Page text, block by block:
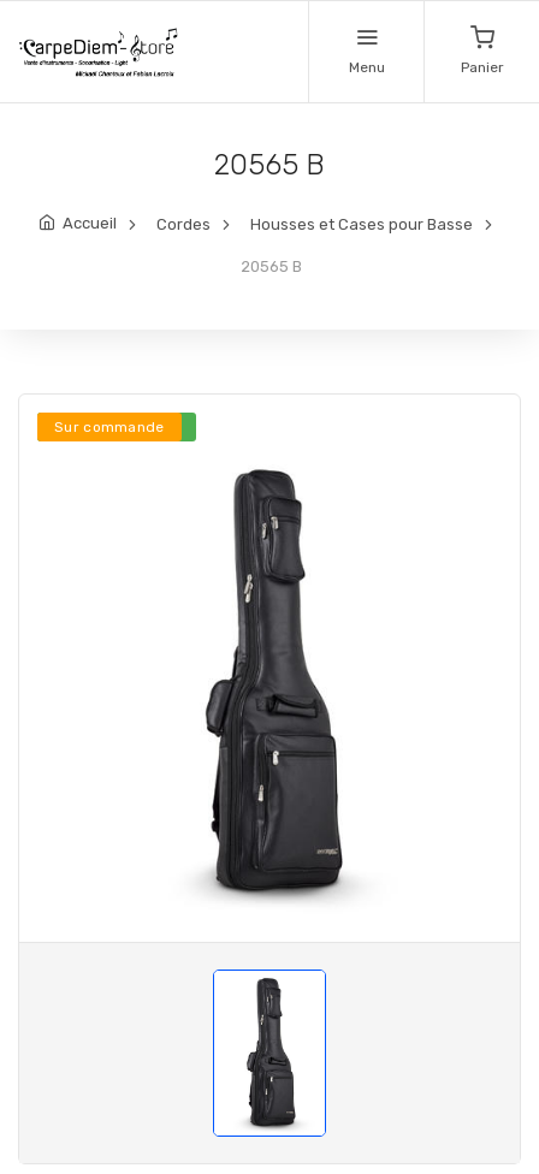
Menu Panier
20565 B
Accueil Cordes Housses et Cases pour Basse
20565 B
Stock en ligne ***
Sur commande